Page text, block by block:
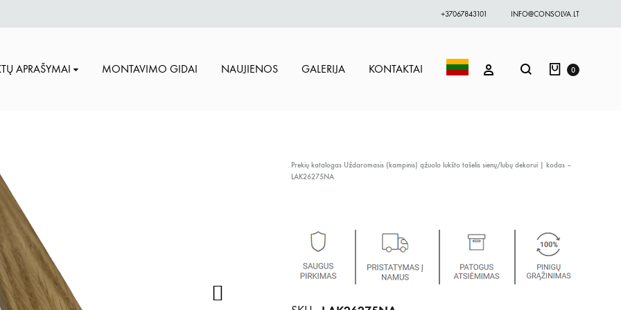
+37067843101 INFO@CONSOLVA.LT
APRAŠYMAI MONTAVIMO GIDAI NAUJIENOS GALERIJA KONTAKTAI PRISIJUNGTI
Paieška Krepšelis
0
Prekių katalogas Uždaromasis (kampinis) ąžuolo lukšto tašelis sienų/lubų dekorui | kodas –
LAK26275NA